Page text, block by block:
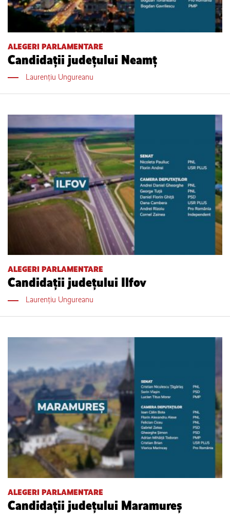
ALEGERI PARLAMENTARE
Candidații județului Neamț
Laurențiu Ungureanu
ALEGERI PARLAMENTARE
Candidații județului Ilfov
Laurențiu Ungureanu
ALEGERI PARLAMENTARE
Candidații județului Maramureș